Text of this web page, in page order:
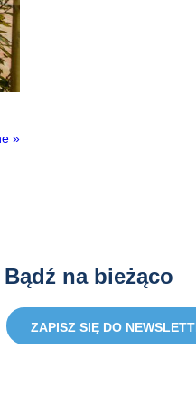
»
Bądź na bieżąco
ZAPISZ SIĘ DO